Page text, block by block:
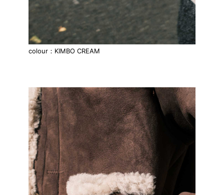
colour：KIMBO CREAM